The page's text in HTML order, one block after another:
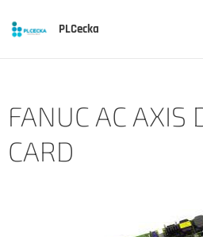
PLCecka
FANUC AC AXIS
CARD